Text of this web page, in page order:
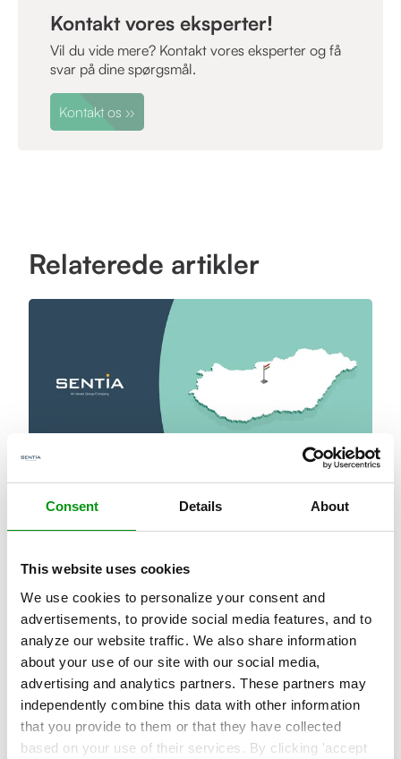
Consent Details About
This website uses cookies
We use cookies to personalize your consent and
advertisements, to provide social media features, and to
analyze our website traffic. We also share information
about your use of our site with our social media,
advertising and analytics partners. These partners may
independently combine this data with other information
that you provide to them or that they have collected
based on your use of their services. By clicking 'accept
Kontakt vores eksperter!
Vil du vide mere? Kontakt vores eksperter og få
svar på dine spørgsmål.
Kontakt os ››
Relaterede artikler
NYHEDER PRESSE
Sentia etablerer ny enhed i Ungarn
Med ambitionen om at styrke kompetencer og
Læs mere »